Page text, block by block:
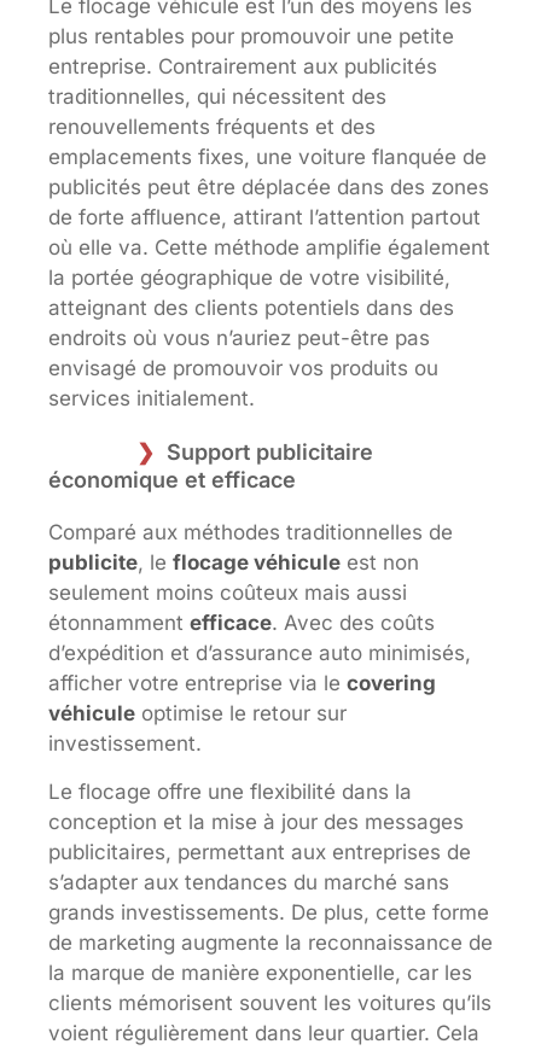
Le flocage véhicule est l’un des moyens les
plus rentables pour promouvoir une petite
entreprise. Contrairement aux publicités
traditionnelles, qui nécessitent des
renouvellements fréquents et des
emplacements fixes, une voiture flanquée de
publicités peut être déplacée dans des zones
de forte affluence, attirant l’attention partout
où elle va. Cette méthode amplifie également
la portée géographique de votre visibilité,
atteignant des clients potentiels dans des
endroits où vous n’auriez peut-être pas
envisagé de promouvoir vos produits ou
services initialement.
Support publicitaire
économique et efficace
Comparé aux méthodes traditionnelles de
publicite, le flocage véhicule est non
seulement moins coûteux mais aussi
étonnamment efficace. Avec des coûts
d’expédition et d’assurance auto minimisés,
afficher votre entreprise via le covering
véhicule optimise le retour sur
investissement.
Le flocage offre une flexibilité dans la
conception et la mise à jour des messages
publicitaires, permettant aux entreprises de
s’adapter aux tendances du marché sans
grands investissements. De plus, cette forme
de marketing augmente la reconnaissance de
la marque de manière exponentielle, car les
clients mémorisent souvent les voitures qu’ils
voient régulièrement dans leur quartier. Cela